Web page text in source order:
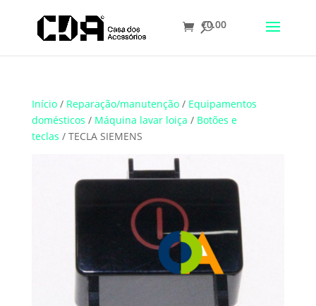
Translate
€0.00
Início/ Reparação/manutenção/ Equipamentos
domésticos / Máquina lavar loiça / Botões e
teclas / TECLA SIEMENS